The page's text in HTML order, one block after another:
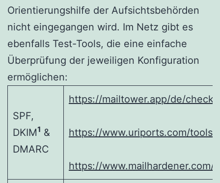
Orientierungshilfe der Aufsichtsbehörden
nicht eingegangen wird. Im Netz gibt es
ebenfalls Test-Tools, die eine einfache
Überprüfung der jeweiligen Konfiguration
ermöglichen:
SPF,
DKIM1 &
DMARC
https://mailtower.app/de/check
https://www.uriports.com/tools
https://www.mailhardener.com/